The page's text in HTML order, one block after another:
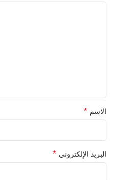
الاسم *
البريد الإلكتروني *